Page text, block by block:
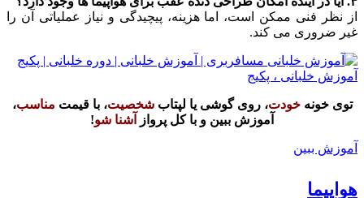
از نظر فنی ممکن است، اما هزینه، پیچیدگی و نیاز عملیاتی آن را
غیر ضروری می‌ کند.
توی خونهخودت، روی گوشی یا لپتابشخصیت، با قیمت مناسب،
آموزش ببین و با کل پرواز
آشنا شو!
آموزش ببین
هواپیما